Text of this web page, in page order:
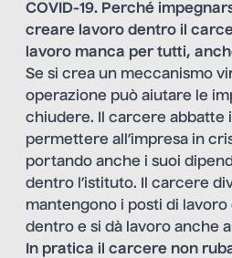
COVID-19. Perché
creare lavoro dentro il
lavoro manca per tutti,
Se si crea un meccanismo
operazione può aiutare le
chiudere. Il carcere abbatte
permettere all’impresa in
portando anche i suoi
dentro l’istituto. Il carcere
mantengono i posti di
dentro e si dà lavoro anche
In pratica il carcere non